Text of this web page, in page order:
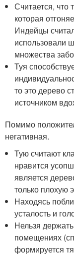
Считается, что
которая
Индейцы
использовали
множества
Туя
то это дерево
источником
Помимо
негативная.
Тую считают
нравится
является
только плохую
Находясь
усталость и
Нельзя
помещениях
формируется